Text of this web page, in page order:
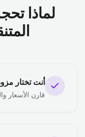
لماذا
أنت تختار
قارن الأسعار